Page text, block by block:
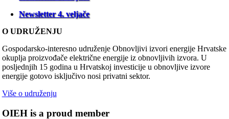
Newsletter 4. veljače
O UDRUŽENJU
Gospodarsko-interesno udruženje Obnovljivi izvori energije Hrvatske
okuplja proizvođače električne energije iz obnovljivih izvora. U
posljednjih 15 godina u Hrvatskoj investicije u obnovljive izvore
energije gotovo isključivo nosi privatni sektor.
Više o udruženju
OIEH is a proud member